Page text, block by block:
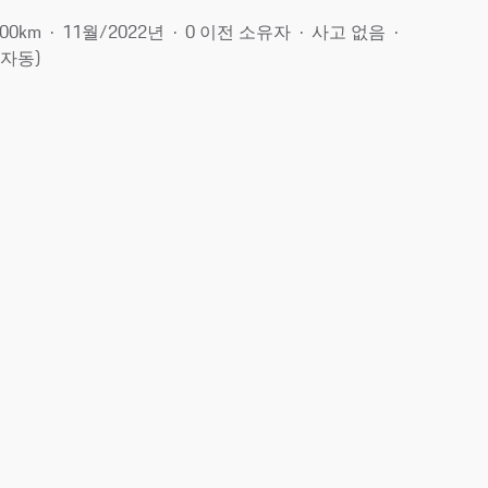
11월/2022년 0 이전 소유자
사고 없음
동)